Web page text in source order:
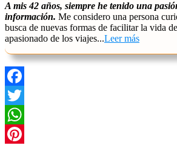
A mis 42 años, siempre he tenido una
información. Me considero una persona
busca de nuevas formas de facilitar la vida
apasionado de los viajes...Leer más
Facebook
Twitter
WhatsApp